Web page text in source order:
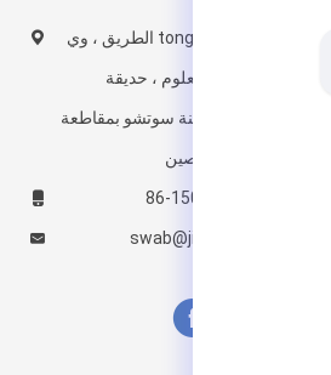
رقم 50 ، tonghe الطريق ، وي
تينغ حديقة العلوم ، حديقة
صناعية ، مدينة سوتشو بمقاطعة
جيانغسو ، الصين
86-15050174393
swab@jintaiesd.cn